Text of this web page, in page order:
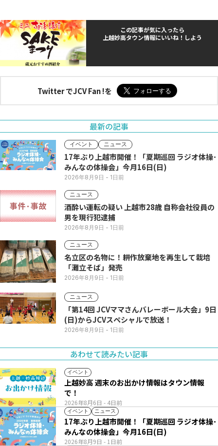
この記事が気に入ったら
上越妙高タウン情報にいいね！しよう
Twitter でJCV Fan !を
最新の記事
イベント ニュース
17年ぶり上越市開催！「夏期巡回 ラジオ体操･
みんなの体操会」今月16日(日)
2026年8月9日 - 1日前
ニュース
酒酔い運転の疑い 上越市28歳 自称会社役員の
男を現行犯逮捕
2026年8月9日 - 1日前
ニュース
名立区の名物に！耕作放棄地を再生して栽培
「灘立そば」発売
2026年8月9日 - 1日前
ニュース
「第14回 JCVママさんバレーボール大会」9日
(日)からJCVスペシャルで放送！
2026年8月9日 - 1日前
あわせて読みたい記事
イベント
2026年8月6日 - 4日前
上越妙高 週末のお出かけ情報はタウン情報
で！
イベント ニュース
2026年8月9日 - 1日前
17年ぶり上越市開催！「夏期巡回 ラジオ体操･
みんなの体操会」今月16日(日)